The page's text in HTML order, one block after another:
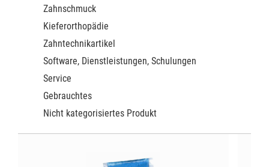
Zahnschmuck
Kieferorthopädie
Zahntechnikartikel
Software, Dienstleistungen, Schulungen
Service
Gebrauchtes
Nicht kategorisiertes Produkt